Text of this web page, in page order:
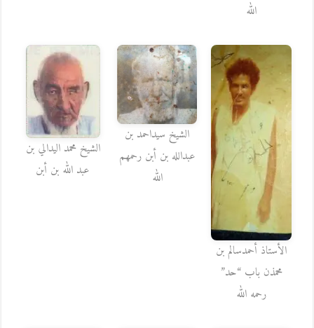
الله
الأستاذ أحمدسالم بن
محمذن باب “حد”
رحمه الله
الشيخ سيداحمد بن
عبدالله بن أبن رحمهم
الله
الشيخ محمد اليدالي بن
عبد الله بن أبن